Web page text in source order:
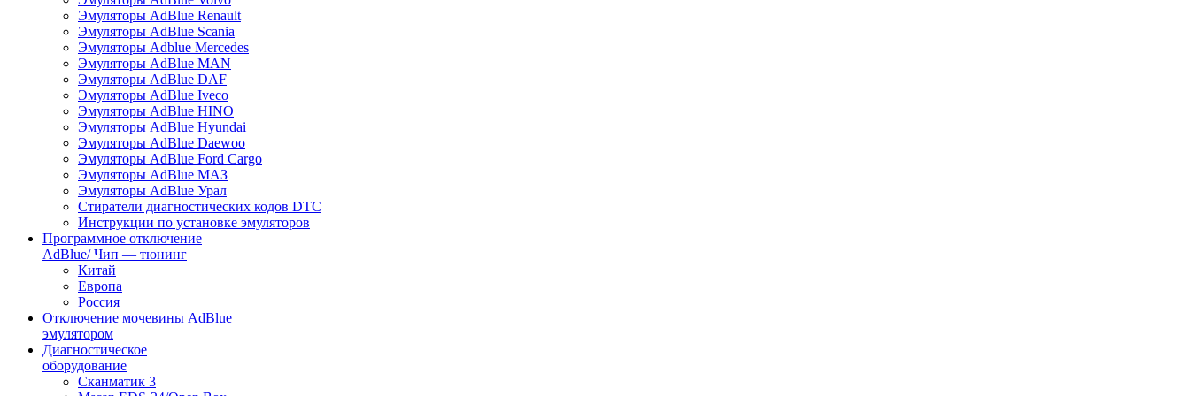
Эмуляторы AdBlue Renault
Эмуляторы AdBlue Scania
Эмуляторы Adblue Mercedes
Эмуляторы AdBlue MAN
Эмуляторы AdBlue DAF
Эмуляторы AdBlue Iveco
Эмуляторы AdBlue HINO
Эмуляторы AdBlue Hyundai
Эмуляторы AdBlue Daewoo
Эмуляторы AdBlue Ford Cargo
Эмуляторы AdBlue МАЗ
Эмуляторы AdBlue Урал
Стиратели диагностических кодов DTC
Инструкции по установке эмуляторов
Программное отключение
AdBlue/ Чип — тюнинг
Китай
Европа
Россия
Отключение мочевины AdBlue
эмулятором
Диагностическое
оборудование
Сканматик 3